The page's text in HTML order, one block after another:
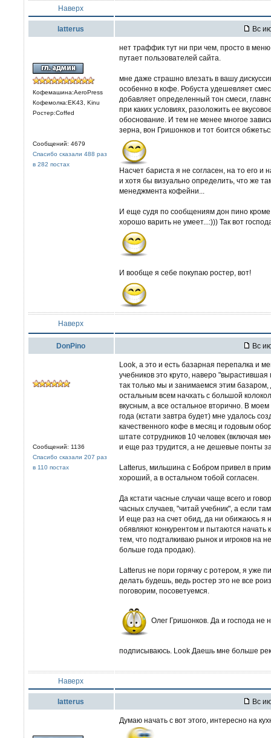
Наверх
latterus Вс
Кофемашина:AeroPress
Кофемолка:EK43, Kinu
Ростер:Coffed
Сообщений: 4679
Спасибо сказали 488 раз
в 282 постах
нет траффик тут ни при чем, просто в
путает пользователей сайта.
мне даже страшно влезать в вашу
особенно в кофе. Робуста удешевляет
добавляет определенный тон смеси,
при каких условиях, разоложить ее
обоснование. И тем не менее многое
зерна, вон Гришонков и тот боится
Насчет бариста я не согласен, на то его
и хотя бы визуально определить, что же
менеджмента кофейни...
И еще судя по сообщениям дон пино
хорошо варить не умеет...:))) Так вот
И вообще я себе покупаю ростер, вот!
Наверх
DonPino Вс
Сообщений: 1136
Спасибо сказали 207 раз
в 110 постах
Look, а это и есть базарная перепалка и
учебников это круто, наверо
так только мы и занимаемся этим
остальным всем начхать с большой
вкусным, а все остальное вторично. В
года (кстати завтра будет) мне удалось
качественного кофе в месяц и годовым
штате сотрудников 10 человек (включая
и еще раз трудится, а не дешевые понты
Latterus, мильшина с Бобром привел в
хороший, а в остальном тобой согласен.
Да кстати часные случаи чаще всего и
часных случаев, "читай учебник", а если
И еще раз на счет обид, да ни обижаюсь я
обявляют конкурентом и пытаются начать
тем, что подталкиваю рынок и игроков на
больше года продаю).
Latterus не пори горячку с ротером, я уже
делать будешь, ведь ростер это не все
поговорим, посоветуемся.
Олег Гришонков. Да и господа не
подписываюсь. Look Даешь мне больше
Наверх
latterus Вс
Думаю начать с вот этого, интересно на